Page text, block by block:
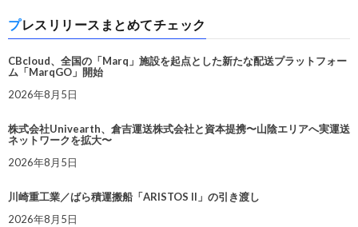
プレスリリースまとめてチェック
CBcloud、全国の「Marq」施設を起点とした新たな配送プラットフォー
ム「MarqGO」開始
2026年8月5日
株式会社Univearth、倉吉運送株式会社と資本提携〜山陰エリアへ実運送
ネットワークを拡大〜
2026年8月5日
川崎重工業／ばら積運搬船「ARISTOS II」の引き渡し
2026年8月5日